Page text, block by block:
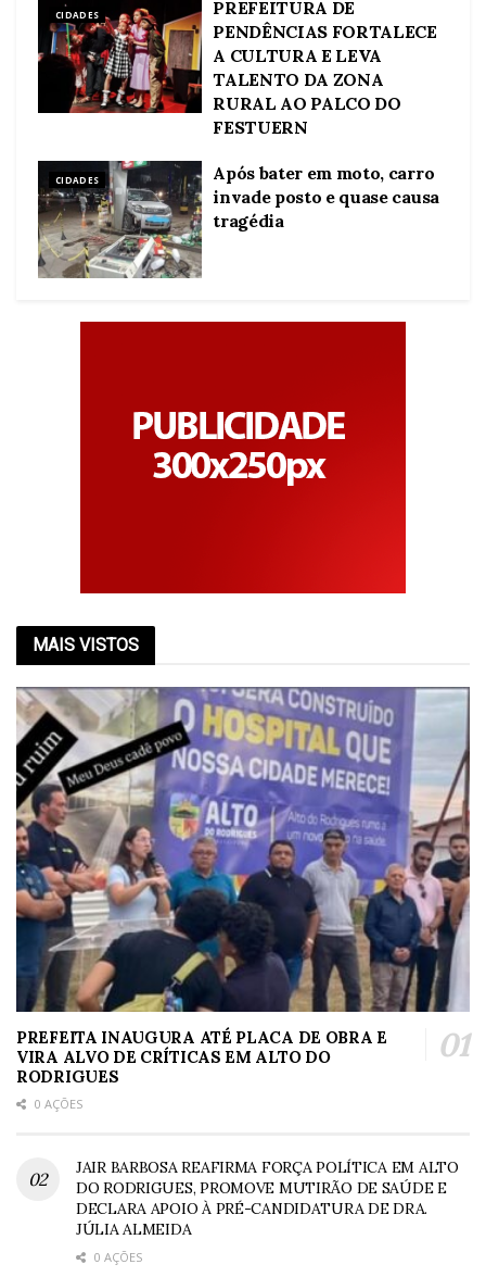
CIDADES
PREFEITURA DE
PENDÊNCIAS FORTALECE
A CULTURA E LEVA
TALENTO DA ZONA
RURAL AO PALCO DO
FESTUERN
CIDADES
Após bater em moto, carro
invade posto e quase causa
tragédia
MAIS VISTOS
PREFEITA INAUGURA ATÉ PLACA DE OBRA E
VIRA ALVO DE CRÍTICAS EM ALTO DO
RODRIGUES
0 AÇÕES
JAIR BARBOSA REAFIRMA FORÇA POLÍTICA EM ALTO
DO RODRIGUES, PROMOVE MUTIRÃO DE SAÚDE E
DECLARA APOIO À PRÉ-CANDIDATURA DE DRA.
JÚLIA ALMEIDA
0 AÇÕES